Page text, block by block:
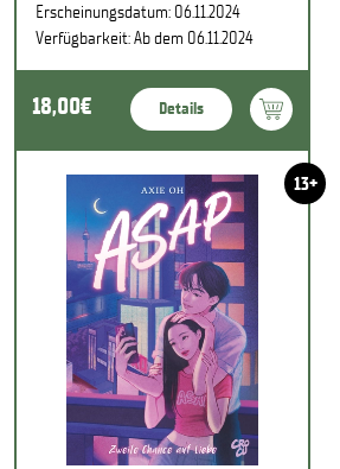
Erscheinungsdatum: 06.11.2024
Verfügbarkeit: Ab dem 06.11.2024
18,00€ Details
13+